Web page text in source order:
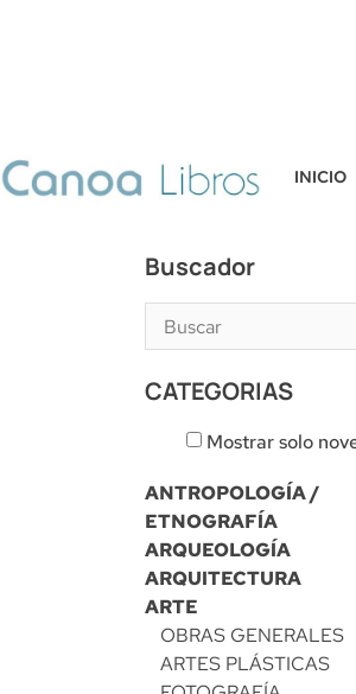
INICIO
Buscador
CATEGORIAS
Mostrar solo
ANTROPOLOGÍA /
ETNOGRAFÍA
ARQUEOLOGÍA
ARQUITECTURA
ARTE
OBRAS GENERALES
ARTES PLÁSTICAS